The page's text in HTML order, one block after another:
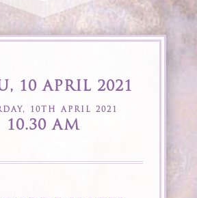
10 APRIL 2021
10TH APRIL 2021
10.30 AM